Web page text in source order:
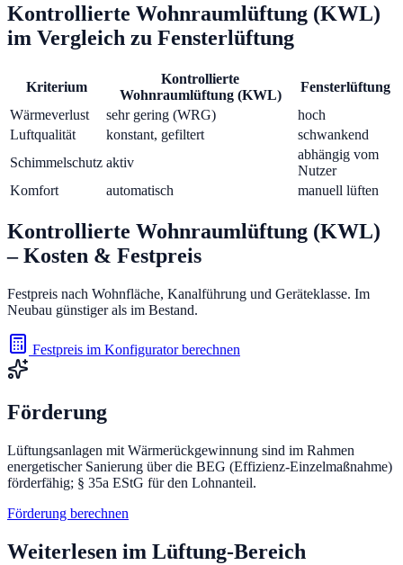
Kontrollierte Wohnraumlüftung (KWL)
im Vergleich zu Fensterlüftung
Kriterium
Kontrollierte
Wohnraumlüftung (KWL)
Fensterlüftung
Wärmeverlust
sehr gering (WRG)
hoch
Luftqualität
konstant, gefiltert
schwankend
Schimmelschutz aktiv
abhängig vom
Nutzer
Komfort
automatisch manuell lüften
Kontrollierte Wohnraumlüftung (KWL)
– Kosten & Festpreis
Festpreis nach Wohnfläche, Kanalführung und Geräteklasse. Im
Neubau günstiger als im Bestand.
Festpreis im Konfigurator berechnen
Förderung
Lüftungsanlagen mit Wärmerückgewinnung sind im Rahmen
energetischer Sanierung über die BEG (Effizienz-Einzelmaßnahme)
förderfähig; § 35a EStG für den Lohnanteil.
Förderung berechnen
Weiterlesen im Lüftung-Bereich